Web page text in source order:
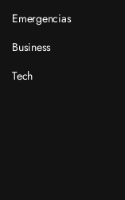
Emergencias
Business
Tech